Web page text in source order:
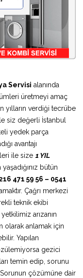
Servisi alanında
üretmeyi amaç
yılların verdiği tecrübe
siz değerli İstanbul
yedek parça
avantajı
ile size 1 YIL
bütün
471 59 56 – 0541
Çağrı merkezi
teknik ekibi
arızanın
olarak anlamak için
Yapılan
gezici
temin edip, sorunu
çözümüne dair